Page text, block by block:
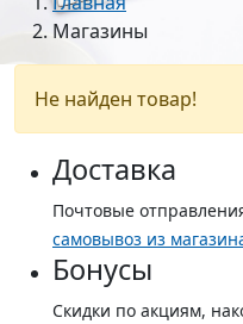
Магазины
Не найден товар!
Доставка
Почтовые
самовывоз из
Бонусы
Скидки по акциям,